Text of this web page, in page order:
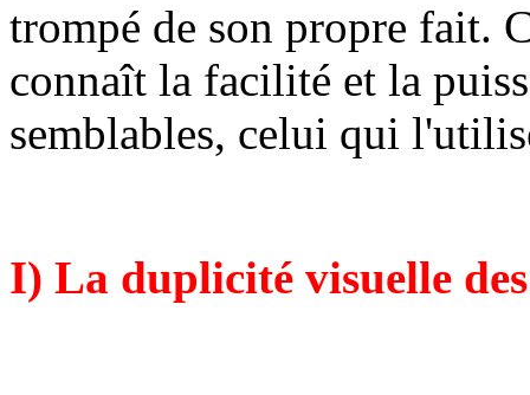
trompé de son propre fait.
connaît la facilité et la
semblables, celui qui
I) La duplicité visuelle